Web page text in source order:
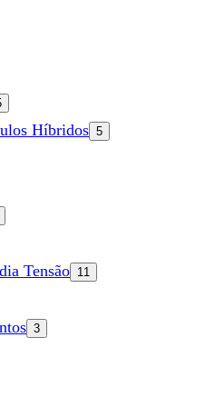
Híbridos 5
Tensão 11
3